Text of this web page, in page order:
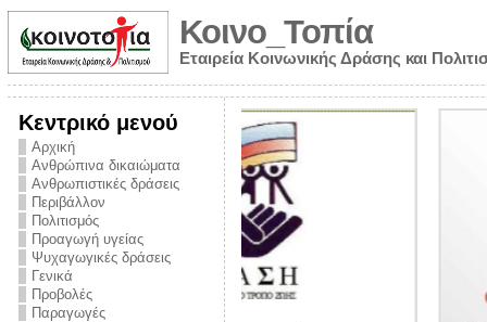
Κοινο_Τοπία
Εταιρεία Κοινωνικής Δράσης και
Κεντρικό μενού
Αρχική
Ανθρώπινα δικαιώματα
Ανθρωπιστικές δράσεις
Περιβάλλον
Πολιτισμός
Προαγωγή υγείας
Ψυχαγωγικές δράσεις
Γενικά
Προβολές
Παραγωγές